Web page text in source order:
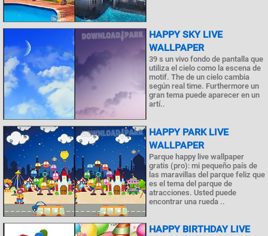
HAPPY SKY LIVE
WALLPAPER
39 s un vivo fondo de pantalla que
utiliza el cielo como la escena de
motif. The de un cielo cambia
según real time. Furthermore un
gran tema puede aparecer en un
artí..
HAPPY PARK LIVE
WALLPAPER
Parque happy live wallpaper
gratis (pro): mi pequeño país de
las maravillas del parque feliz que
es el tema del parque de
atracciones. Usted puede
encontrar una rueda ..
HAPPY BIRTHDAY LIVE